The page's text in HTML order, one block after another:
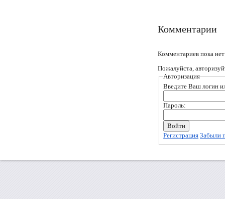
Комментарии
Комментариев пока нет
Пожалуйста,
Авторизация
Введите Ваш логин
Пароль:
Регистрация Забыли